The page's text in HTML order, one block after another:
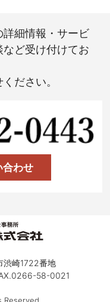
細情報・サービ
ど受け付けてお
ださい。
合わせ
崎1722番地
58-0021